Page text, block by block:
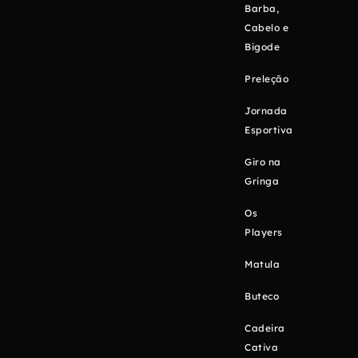
Barba,
Cabelo e
Bigode
Preleção
Jornada
Esportiva
Giro na
Gringa
Os
Players
Matula
Buteco
Cadeira
Cativa